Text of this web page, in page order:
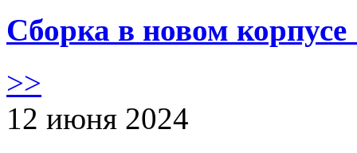
Сборка в новом
>>
12 июня 2024